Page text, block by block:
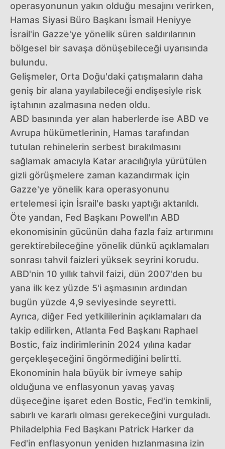
operasyonunun yakın olduğu mesajını verirken,
Hamas Siyasi Büro Başkanı İsmail Heniyye
İsrail'in Gazze'ye yönelik süren saldırılarının
bölgesel bir savaşa dönüşebileceği uyarısında
bulundu.
Gelişmeler, Orta Doğu'daki çatışmaların daha
geniş bir alana yayılabileceği endişesiyle risk
iştahının azalmasına neden oldu.
ABD basınında yer alan haberlerde ise ABD ve
Avrupa hükümetlerinin, Hamas tarafından
tutulan rehinelerin serbest bırakılmasını
sağlamak amacıyla Katar aracılığıyla yürütülen
gizli görüşmelere zaman kazandırmak için
Gazze'ye yönelik kara operasyonunu
ertelemesi için İsrail'e baskı yaptığı aktarıldı.
Öte yandan, Fed Başkanı Powell'ın ABD
ekonomisinin gücünün daha fazla faiz artırımını
gerektirebileceğine yönelik dünkü açıklamaları
sonrası tahvil faizleri yüksek seyrini korudu.
ABD'nin 10 yıllık tahvil faizi, dün 2007'den bu
yana ilk kez yüzde 5'i aşmasının ardından
bugün yüzde 4,9 seviyesinde seyretti.
Ayrıca, diğer Fed yetkililerinin açıklamaları da
takip edilirken, Atlanta Fed Başkanı Raphael
Bostic, faiz indirimlerinin 2024 yılına kadar
gerçekleşeceğini öngörmediğini belirtti.
Ekonominin hala büyük bir ivmeye sahip
olduğuna ve enflasyonun yavaş yavaş
düşeceğine işaret eden Bostic, Fed'in temkinli,
sabırlı ve kararlı olması gerekeceğini vurguladı.
Philadelphia Fed Başkanı Patrick Harker da
Fed'in enflasyonun yeniden hızlanmasına izin